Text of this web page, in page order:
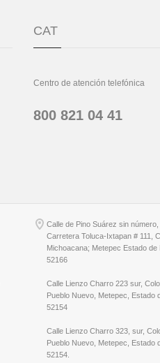
CAT
Centro de atención telefónica
800 821 04 41
Calle de Pino Suárez sin
Carretera Toluca-Ixtapan # 111,
Michoacana; Metepec Estado de
52166
Calle Lienzo Charro 223 sur,
Pueblo Nuevo, Metepec, Estado
52154
Calle Lienzo Charro 323, sur,
Pueblo Nuevo, Metepec, Estado
52154.